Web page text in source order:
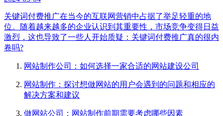
关键词付费推广在当今的互联网营销中占据了举足轻重的地
位。随着越来越多的企业认识到其重要性，市场竞争变得日益
激烈，这也导致了一些人开始质疑：关键词付费推广真的很内
卷吗?
网站制作公司：如何选择一家合适的网站建设公司
网站制作：探讨想做网站的用户会遇到的问题和相应的
解决方案和建议
做网站公司：网站制作前期需要考虑哪些因素